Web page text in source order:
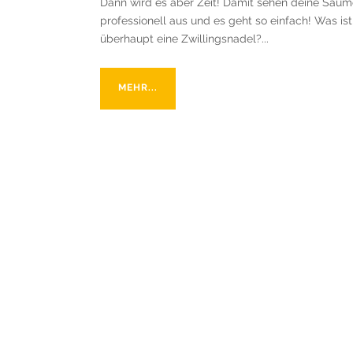
professionell aus und es geht so einfach! Was ist
überhaupt eine Zwillingsnadel?...
MEHR...